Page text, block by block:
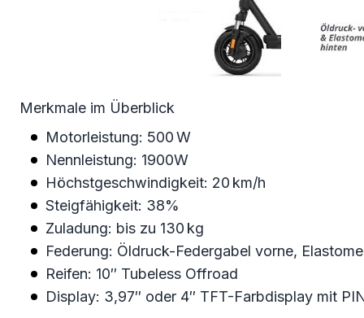
Merkmale im Überblick
Motorleistung: 500 W
Nennleistung: 1900W
Höchstgeschwindigkeit: 20 km/h
Steigfähigkeit: 38%
Zuladung: bis zu 130 kg
Federung: Öldruck-Federgabel vorne,
Reifen: 10″ Tubeless Offroad
Display: 3,97″ oder 4″ TFT-Farbdisplay mit